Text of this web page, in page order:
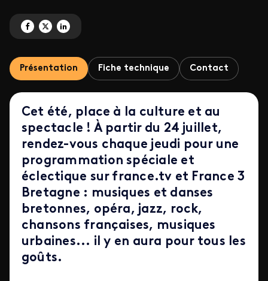
Partagez 'Plage aux spectacles ' sur Facebook
Partagez 'Plage aux spectacles ' sur X
Partagez 'Plage aux spectacles ' sur LinkedIn
Présentation Fiche technique Contact
Cet été, place à la culture et au
spectacle ! À partir du 24 juillet,
rendez-vous chaque jeudi pour une
programmation spéciale et
éclectique sur france.tv et France 3
Bretagne : musiques et danses
bretonnes, opéra, jazz, rock,
chansons françaises, musiques
urbaines... il y en aura pour tous les
goûts.